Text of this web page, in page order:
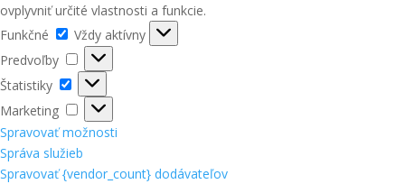
ovplyvniť určité vlastnosti a funkcie.
Funkčné
Funkčné
Vždy aktívny
Predvoľby
Predvoľby
Štatistiky
Štatistiky
Marketing
Marketing
Spravovať možnosti
Správa služieb
Spravovať {vendor_count} dodávateľov